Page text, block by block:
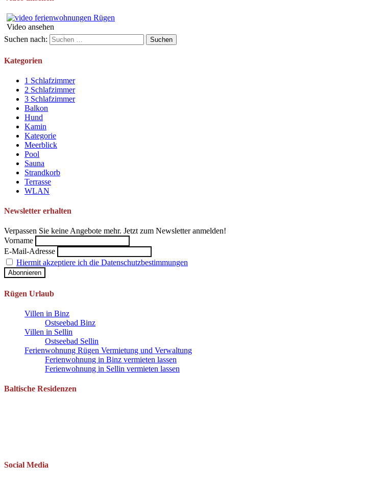
Video ansehen
Suchen nach:
Kategorien
1 Schlafzimmer
2 Schlafzimmer
3 Schlafzimmer
Balkon
Hund
Kamin
Kategorie
Meerblick
Pool
Sauna
Strandkorb
Terrasse
WLAN
Newsletter erhalten
Verpassen Sie keine Angebote mehr. Jetzt zum Newsletter anmelden!
Vorname
E-Mail-Adresse
Hiermit akzeptiere ich die Datenschutzbestimmungen
Rügen Urlaub
Villen in Binz
Ostseebad Binz
Villen in Sellin
Ostseebad Sellin
Ferienwohnung Rügen Vermietung und Verwaltung
Ferienwohnung in Binz vermieten lassen
Ferienwohnung in Sellin vermieten lassen
Baltische Residenzen
Social Media